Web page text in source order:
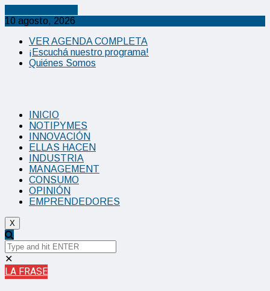
10 agosto, 2026
VER AGENDA COMPLETA
¡Escuchá nuestro programa!
Quiénes Somos
INICIO
NOTIPYMES
INNOVACIÓN
ELLAS HACEN
INDUSTRIA
MANAGEMENT
CONSUMO
OPINIÓN
EMPRENDEDORES
X
✕
LA FRASE